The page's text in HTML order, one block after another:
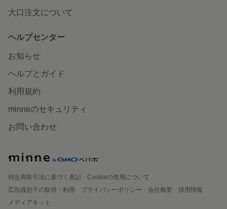
大口注文について
ヘルプセンター
お知らせ
ヘルプとガイド
利用規約
minneのセキュリティ
お問い合わせ
特定商取引法に基づく表記
Cookieの使用について
広告識別子の取得・利用
プライバシーポリシー 会社概要
採用情報
メディアキット